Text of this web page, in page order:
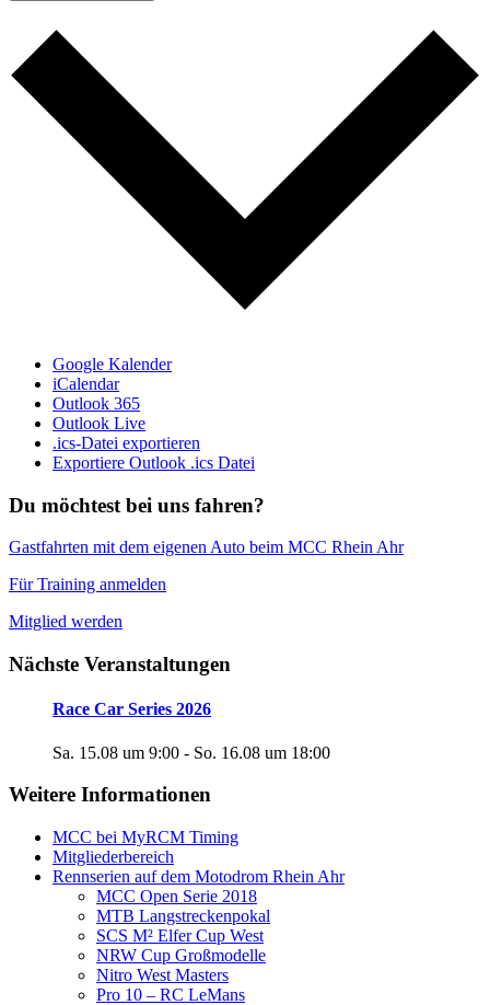
Google Kalender
iCalendar
Outlook 365
Outlook Live
.ics-Datei exportieren
Exportiere Outlook .ics Datei
Du möchtest bei uns fahren?
Gastfahrten mit dem eigenen Auto beim MCC Rhein Ahr
Für Training anmelden
Mitglied werden
Nächste Veranstaltungen
Race Car Series 2026
Sa. 15.08 um 9:00 - So. 16.08 um 18:00
Weitere Informationen
MCC bei MyRCM Timing
Mitgliederbereich
Rennserien auf dem Motodrom Rhein Ahr
MCC Open Serie 2018
MTB Langstreckenpokal
SCS M² Elfer Cup West
NRW Cup Großmodelle
Nitro West Masters
Pro 10 – RC LeMans